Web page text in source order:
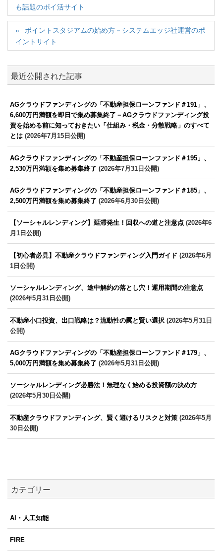
も話題のポイ活サイト
ポイントスタジアムの始め方－システムエッジ社運営のポ
イントサイト
最近公開された記事
AGクラウドファンディングの「不動産担保ローンファンド＃191」、
6,600万円満額を即日で集め募集終了－AGクラウドファンディング投
資を始める前に知っておきたい「仕組み・税金・分散戦略」のすべて
とは (2026年7月15日公開)
AGクラウドファンディングの「不動産担保ローンファンド＃195」、
2,530万円満額を集め募集終了 (2026年7月31日公開)
AGクラウドファンディングの「不動産担保ローンファンド＃185」、
2,500万円満額を集め募集終了 (2026年6月30日公開)
【ソーシャルレンディング】延滞発生！回収への道と注意点 (2026年6
月1日公開)
【初心者必見】不動産クラウドファンディング入門ガイド (2026年6月
1日公開)
ソーシャルレンディング、途中解約の落とし穴！運用期間の注意点
(2026年5月31日公開)
不動産小口投資、出口戦略は？流動性の罠と賢い選択 (2026年5月31日
公開)
AGクラウドファンディングの「不動産担保ローンファンド＃179」、
5,000万円満額を集め募集終了 (2026年5月31日公開)
ソーシャルレンディング必勝法！無理なく始める投資額の決め方
(2026年5月30日公開)
不動産クラウドファンディング、賢く避けるリスクと対策 (2026年5月
30日公開)
カテゴリー
AI・人工知能
FIRE